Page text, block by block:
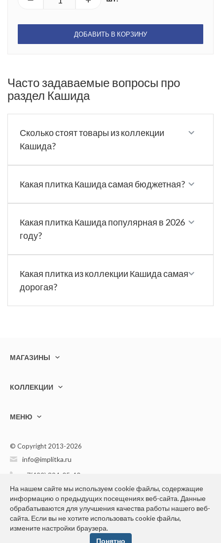
ДОБАВИТЬ В КОРЗИНУ
Часто задаваемые вопросы про
раздел Кашида
Сколько стоят товары из коллекции
Кашида?
Какая плитка Кашида самая бюджетная?
Какая плитка Кашида популярная в 2026
году?
Какая плитка из коллекции Кашида самая
дорогая?
МАГАЗИНЫ
КОЛЛЕКЦИИ
МЕНЮ
© Copyright 2013-2026
info@implitka.ru
+7(499) 394-05-40
Конфиденциальность персональной информации
На нашем сайте мы используем cookie файлы, содержащие
информацию о предыдущих посещениях веб-сайта. Данные
обрабатываются для улучшения качества работы нашего веб-
сайта. Если вы не хотите использовать cookie файлы,
измените настройки браузера.
Понятно